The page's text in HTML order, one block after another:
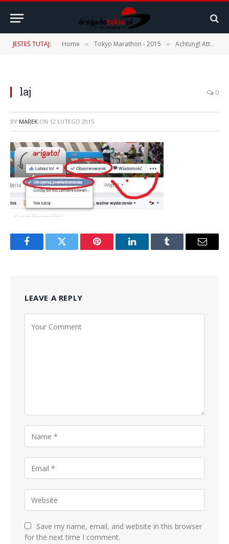
JESTEŚ TUTAJ: Home » Tokyo Marathon - 2015 » Achtung! Attenzione! Yattaman! -> Tokio Marathon 2015
laj 0
BY MAREK ON 12 LUTEGO 2015
FacebookTwitter Pinterest LinkedInTumblr Email
LEAVE A REPLY
Save my name, email, and website in this browser
for the next time I comment.